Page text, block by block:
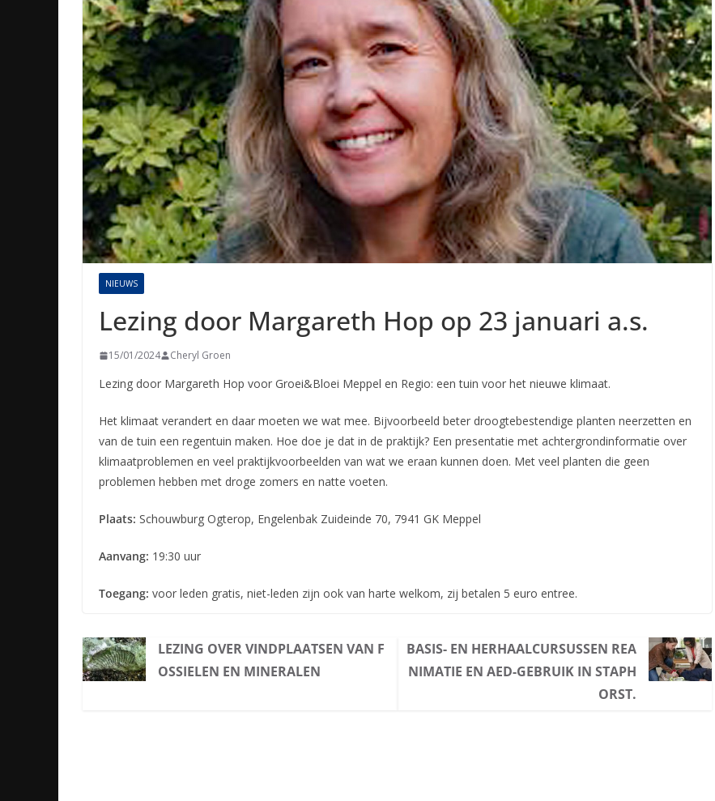
NIEUWS
Lezing door Margareth Hop op 23 januari a.s.
15/01/2024 Cheryl Groen
Lezing door Margareth Hop voor Groei&Bloei Meppel en Regio: een tuin voor het nieuwe klimaat.
Het klimaat verandert en daar moeten we wat mee. Bijvoorbeeld beter droogtebestendige planten neerzetten en
van de tuin een regentuin maken. Hoe doe je dat in de praktijk? Een presentatie met achtergrondinformatie over
klimaatproblemen en veel praktijkvoorbeelden van wat we eraan kunnen doen. Met veel planten die geen
problemen hebben met droge zomers en natte voeten.
Plaats: Schouwburg Ogterop, Engelenbak Zuideinde 70, 7941 GK Meppel
Aanvang: 19:30 uur
Toegang: voor leden gratis, niet-leden zijn ook van harte welkom, zij betalen 5 euro entree.
LEZING OVER VINDPLAATSEN VAN F
OSSIELEN EN MINERALEN
BASIS- EN HERHAALCURSUSSEN REA
NIMATIE EN AED-GEBRUIK IN STAPH
ORST.